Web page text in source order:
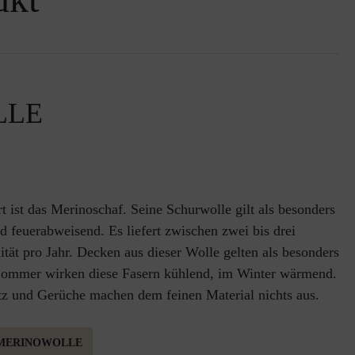
ist das Merinoschaf. Seine Schurwolle gilt als besonders
feuerabweisend. Es liefert zwischen zwei bis drei
pro Jahr. Decken aus dieser Wolle gelten als besonders
wirken diese Fasern kühlend, im Winter wärmend.
und Gerüche machen dem feinen Material nichts aus.